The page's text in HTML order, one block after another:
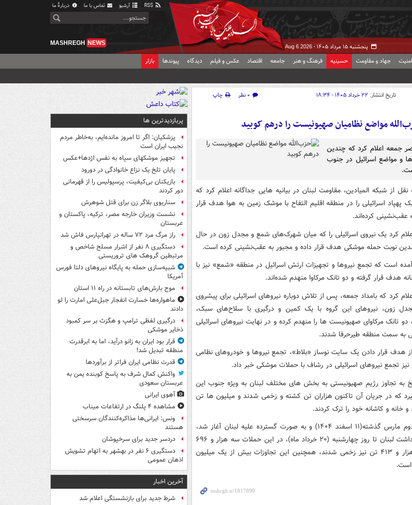
آرشیو تماس با ما دربارهٔ ما
پنجشنبه ۱۵ مرداد ۱۴۰۵ - Aug 6 2026
MASHREGH NEWS
جهاد و مقاومت حسینیه فرهنگ و هنر جامعه اقتصاد عکس و فیلم دیدگاه پیوندها بازار
تاریخ انتشار: ۲۲ خرداد ۱۴۰۵ - ۱۸:۳۴ ۰ نظر
چاپ
مواضع نظامیان صهیونیست را درهم کوبید
جمعه اعلام کرد که چندین
و مواضع اسرائیل در جنوب
نقل از شبکه المیادین، مقاومت لبنان در بیانیه هایی جداگانه اعلام کرد که
پهپاد اسرائیلی را در منطقه اقلیم التفاح با موشک زمین به هوا هدف قرار
عقب‌نشینی کرده‌اند.
کرد یک نیروی اسرائیلی را که میان شهرک‌های شمع و مجدل زون در حال
نوبت حمله موشکی هدف قرار داده و مجبور به عقب‌نشینی کرده است.
آمده است که تجمع نیروها و تجهیزات ارتش اسرائیل در منطقه «شمع» نیز با
هدف قرار گرفته و دو تانک مرکاوا منهدم شده‌اند.
کرد که بامداد جمعه، پس از تلاش دوباره نیروهای اسرائیلی برای پیشروی
زون، نیروهای این گروه با یک کمین و درگیری با سلاح‌های سبک،
تانک مرکاوای صهیونیست ها را منهدم کرده و در نهایت نیروهای اسرائیلی
به سمت منطقه طیرحرفا شدند.
هدف قرار دادن یک سایت نوساز «بلاط»، تجمع نیروها و خودروهای نظامی
نیز تجمع نیروهای اسرائیلی در رشاف با حملات موشکی خبر داد.
به تجاوز رژیم صهیونیستی به بخش های مختلف لبنان به ویژه جنوب این
که در جریان آن تاکنون هزاران تن کشته و زخمی شدند و میلیون ها تن
و خانه و کاشانه خود را ترک کردند.
این حملات که از دوم مارس گذشته(۱۱ اسفند ۱۴۰۴) و به صورت گسترده‌ علیه لبنان آغاز شد،
طبق آمار وزارت بهداشت لبنان تا روز چهارشنبه (۲۰ خرداد ماه)، در این حملات سه هزار و ۶۹۶
لبنانی شهید و ۱۱ هزار و ۴۱۳ تن نیز زخمی شدند، همچنین این تجاوزات بیش از یک میلیون
است.
پربازدیدترین ها
پزشکیان: اگر تا امروز مانده‌ایم، به‌خاطر مردم
نجیب ایران است
تجهیز موشکهای سپاه به نفس اژدها+عکس
پایان تلخ یک نزاع خانوادگی در دورود
بازیکنان بی‌کیفیت، پرسپولیس را از قهرمانی
دور کردند
سناریوی بلاگر زن برای قتل شوهرش
نشست وزیران خارجه مصر، ترکیه، پاکستان و
عربستان
راز مرگ مرد ۷۲ ساله در تهرانپارس فاش شد
دستگیری ۸ نفر از اشرار مسلح شاخص و
مرتبطین گروهک های تروریستی
شبیه‌سازی حمله به پایگاه نیروهای دلتا فورس
آمریکا
موج بارش‌های تابستانه در راه ۱۱ استان
ماهواره‌ها خسارت انفجار جبل‌علی امارت را لو
دادند
درگیری لفظی ترامپ و هگزث بر سر کمبود
ذخایر موشکی
قرار بود ایران به زانو درآید، اما به ابرقدرت
منطقه تبدیل شد!
قدرت نظامی ایران فراتر از برآوردها
واکنش کمال شرف به پاسخ کوبنده یمن به
عربستان سعودی
آهوی ایرانی
مشاهده ۴ پلنگ در ارتفاعات میناب
ونس: ایرانی‌ها مذاکره‌کنندگان سرسختی
هستند
دردسر جدید برای سرخپوشان
دستگیری ۶ نفر در بهشهر به اتهام تشویش
اذهان عمومی
آخرین اخبار
شرط جدید برای بازنشستگی اعلام شد